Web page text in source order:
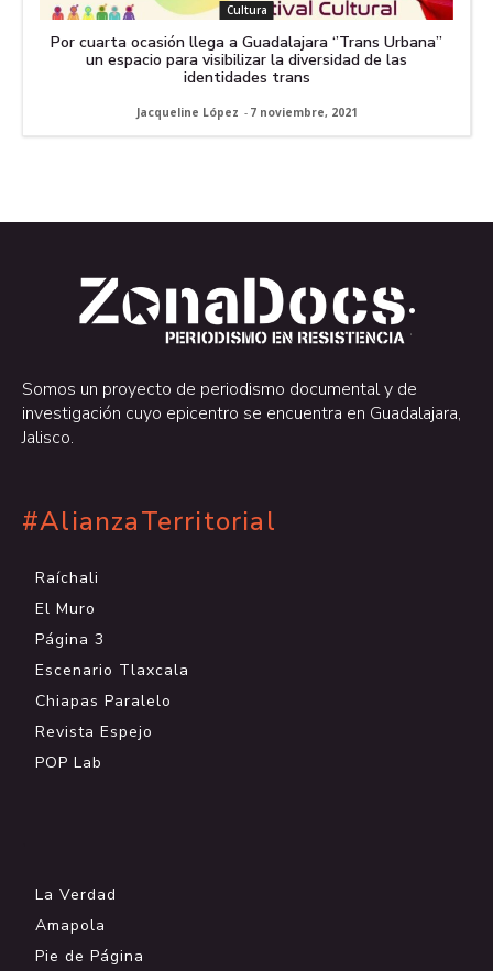
Cultura
Por cuarta ocasión llega a Guadalajara ‘’Trans Urbana’’
un espacio para visibilizar la diversidad de las
identidades trans
Jacqueline López - 7 noviembre, 2021
.
.
Somos un proyecto de periodismo documental y de
investigación cuyo epicentro se encuentra en Guadalajara,
Jalisco.
#AlianzaTerritorial
Raíchali
El Muro
Página 3
Escenario Tlaxcala
Chiapas Paralelo
Revista Espejo
POP Lab
La Verdad
Amapola
Pie de Página